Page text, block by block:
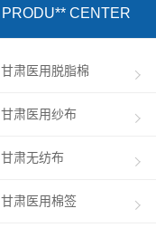
PRODU** CENTER
甘肃医用脱脂棉
甘肃医用纱布
甘肃无纺布
甘肃医用棉签